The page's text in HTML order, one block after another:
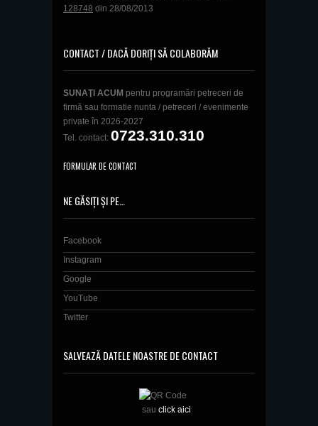
128748 din 28/08/2013
CONTACT / DACĂ DORIȚI SĂ COLABORĂM
SUNAŢI ACUM pentru programări petreceri de
firmă sau formatie nunta / petreceri / evenimente
private în 2026-2027
Tel. contact: 0723.310.310
FORMULAR DE CONTACT
NE GĂSIȚI ȘI PE…
Facebook
Instagram
Google
YouTube
Twitter
SALVEAZĂ DATELE NOASTRE DE CONTACT
sau click aici